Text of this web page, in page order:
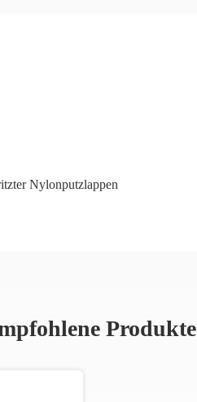
Nylonputzlappen
Produkte